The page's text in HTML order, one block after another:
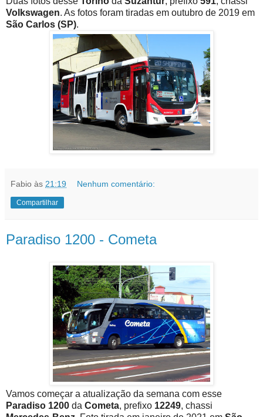
Volkswagen. As fotos foram tiradas em outubro de 2019 em
São Carlos (SP).
Fabio às 21:19 Nenhum comentário:
Compartilhar
Paradiso 1200 - Cometa
Vamos começar a atualização da semana com esse
Paradiso 1200 da Cometa, prefixo 12249, chassi